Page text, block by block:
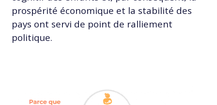
prospérité économique et la stabilité des
pays ont servi de point de ralliement
politique.